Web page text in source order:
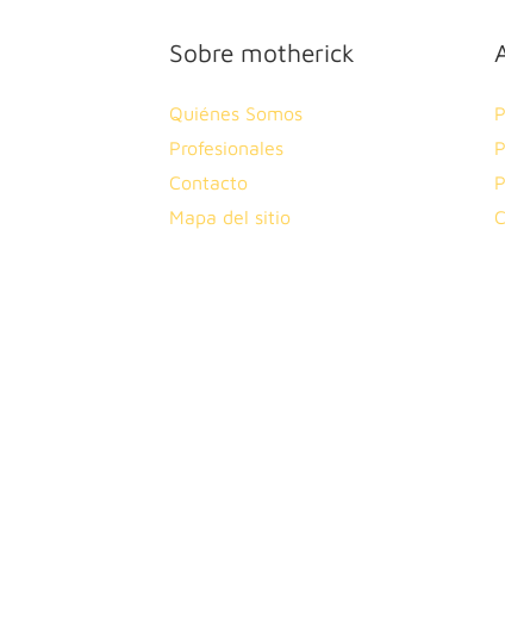
Sobre motherick
Quiénes Somos
Profesionales
Contacto
Mapa del sitio